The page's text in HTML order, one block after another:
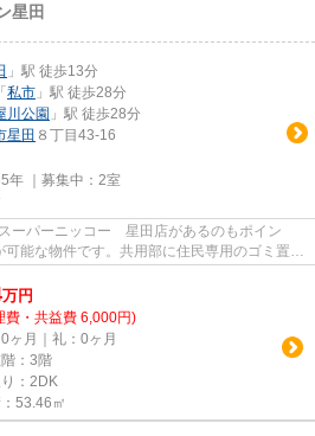
星田
」駅 徒歩13分
「 私市 」駅 徒歩28分
川公園 」駅 徒歩28分
星田 ８丁目43-16
年 ｜募集中： 2室
ーパーニッコー 星田店があるのもポイン
可能な物件です。共用部に住民専用のゴミ置き
万円
費・共益費 6,000円)
ヶ月｜礼：0ヶ月
：3階
：2DK
53.46㎡